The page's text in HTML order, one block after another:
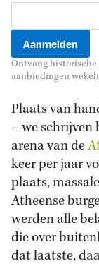
Ontvang
aanbiedingen
Plaats van
– we schrijven
arena van de
keer per jaar
plaats,
Atheense
werden alle
die over
dat laatste,